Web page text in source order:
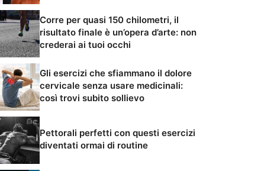
Corre per quasi 150 chilometri, il
risultato finale è un’opera d’arte: non
crederai ai tuoi occhi
Gli esercizi che sfiammano il dolore
cervicale senza usare medicinali:
così trovi subito sollievo
Pettorali perfetti con questi esercizi
diventati ormai di routine